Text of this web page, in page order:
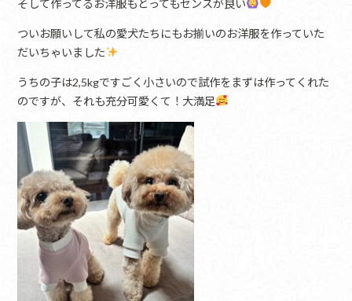
そして作ってるお洋服もとってもセンスが良い
ついお願いして私の愛犬たちにもお揃いのお洋服を作っていた
だいちゃいました
うちの子は2,5kgですごく小さいので試作をまずは作ってくれた
のですが、それも充分可愛くて！大満足